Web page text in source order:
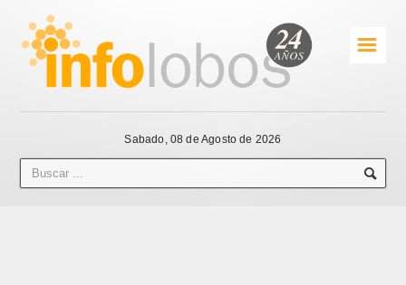
☰
Sabado, 08 de Agosto de 2026